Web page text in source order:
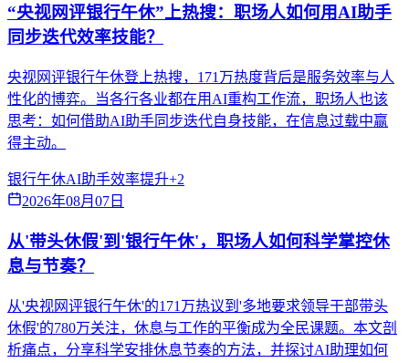
“央视网评银行午休”上热搜：职场人如何用AI助手
同步迭代效率技能？
央视网评银行午休登上热搜，171万热度背后是服务效率与人
性化的博弈。当各行各业都在用AI重构工作流，职场人也该
思考：如何借助AI助手同步迭代自身技能，在信息过载中赢
得主动。
银行午休AI助手效率提升+2
2026年08月07日
从'带头休假'到'银行午休'，职场人如何科学掌控休
息与节奏？
从'央视网评银行午休'的171万热议到'多地要求领导干部带头
休假'的780万关注，休息与工作的平衡成为全民课题。本文剖
析痛点，分享科学安排休息节奏的方法，并探讨AI助理如何